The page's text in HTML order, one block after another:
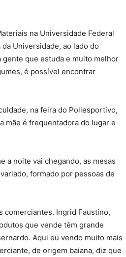
na Universidade Federal
Universidade, ao lado do
que estuda e muito melhor
é possível encontrar
na feira do Poliesportivo,
mãe é frequentadora do lugar e
a noite vai chegando, as mesas
formado por pessoas de
comerciantes. Ingrid Faustino,
que vende têm grande
Aqui eu vendo muito mais
de origem baiana, diz que